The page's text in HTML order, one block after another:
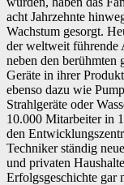
acht Jahrzehnte
Wachstum gesorgt.
der weltweit führende
neben den
Geräte in ihrer
ebenso dazu wie
Strahlgeräte oder
10.000 Mitarbeiter in
den
Techniker ständig
und privaten
Erfolgsgeschichte gar